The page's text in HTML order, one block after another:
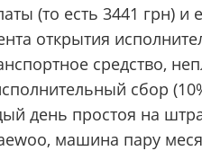
(то есть 3441 грн)
открытия
средство,
сбор
день простоя на
машина пару